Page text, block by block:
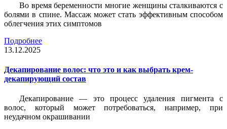
Во время беременности многие женщины сталкиваются с
болями в спине. Массаж может стать эффективным способом
облегчения этих симптомов
Подробнее
13.12.2025
Декапирование волос: что это и как выбрать крем-
декапирующий состав
Декапирование — это процесс удаления пигмента с
волос, который может потребоваться, например, при
неудачном окрашивании